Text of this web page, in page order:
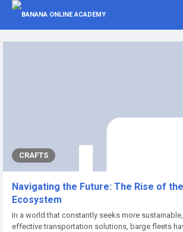
CRAFTS
Navigating the Future: The Rise of
Ecosystem
In a world that constantly seeks more
effective transportation solutions, barge fleets